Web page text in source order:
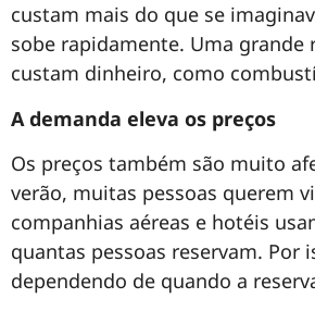
custam mais do que se
sobe rapidamente. Uma grande
custam dinheiro, como
A demanda eleva os preços
Os preços também são muito
verão, muitas pessoas querem
companhias aéreas e hotéis
quantas pessoas reservam. Por
dependendo de quando a